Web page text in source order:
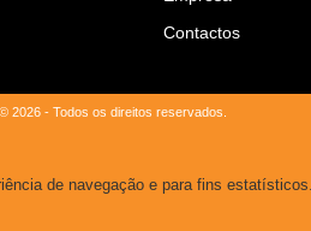
Contactos
© 2026 - Todos os direitos reservados.
de navegação e para fins estatísticos.